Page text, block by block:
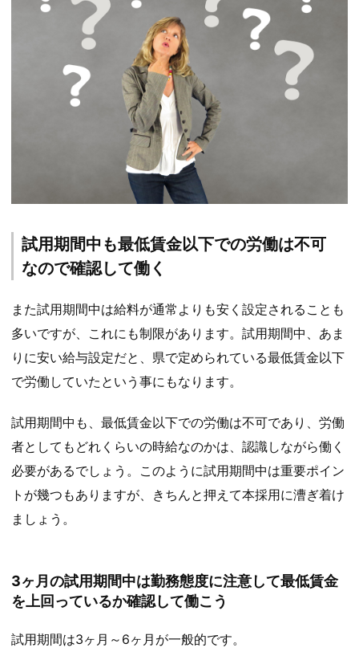
試用期間中も最低賃金以下での労働は不可
なので確認して働く
また試用期間中は給料が通常よりも安く設定されることも
多いですが、これにも制限があります。試用期間中、あま
りに安い給与設定だと、県で定められている最低賃金以下
で労働していたという事にもなります。
試用期間中も、最低賃金以下での労働は不可であり、労働
者としてもどれくらいの時給なのかは、認識しながら働く
必要があるでしょう。このように試用期間中は重要ポイン
トが幾つもありますが、きちんと押えて本採用に漕ぎ着け
ましょう。
3ヶ月の試用期間中は勤務態度に注意して最低賃金
を上回っているか確認して働こう
試用期間は3ヶ月～6ヶ月が一般的です。